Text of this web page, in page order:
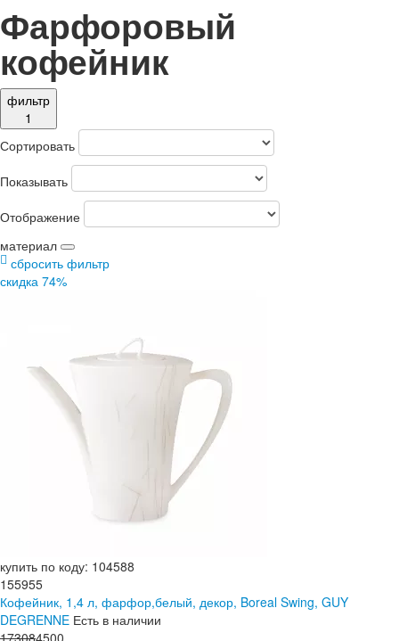
Фарфоровый
кофейник
фильтр
1
Сортировать
Показывать
Отображение
материал
сбросить фильтр
скидка 74%
купить по коду: 104588
155955
Кофейник, 1,4 л, фарфор,белый, декор, Boreal Swing, GUY
DEGRENNE Есть в наличии
173084500